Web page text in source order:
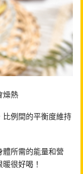
燥熱
例間的平衡度維持
所需的能量和營
很好喝！